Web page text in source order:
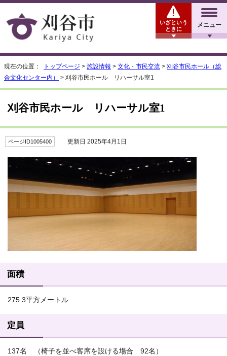
メニュー
いざという
ときに
現在の位置： トップページ > 施設情報 > 文化・市民交流 > 刈谷市民ホール（総
合文化センター内）
> 刈谷市民ホール リハーサル室1
刈谷市民ホール リハーサル室1
ページID1005400 更新日 2025年4月1日
面積
275.3平方メートル
定員
137名 （椅子を並べ客席を設ける場合 92名）